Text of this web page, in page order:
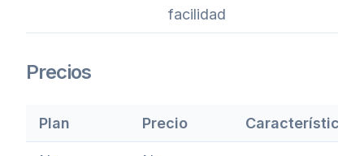
facilidad
Precios
Plan Precio Características